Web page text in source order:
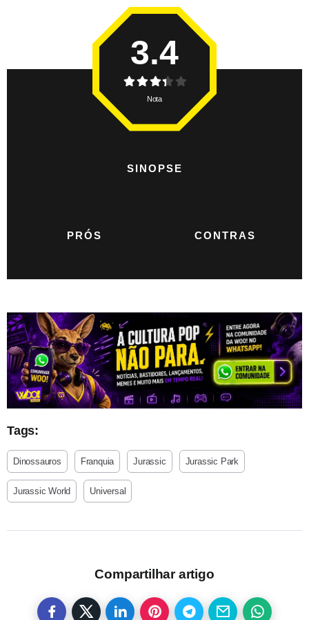
SINOPSE
PRÓS CONTRAS
3.4
Nota
Tags:
Dinossauros Franquia Jurassic Jurassic Park
Jurassic World Universal
Compartilhar artigo